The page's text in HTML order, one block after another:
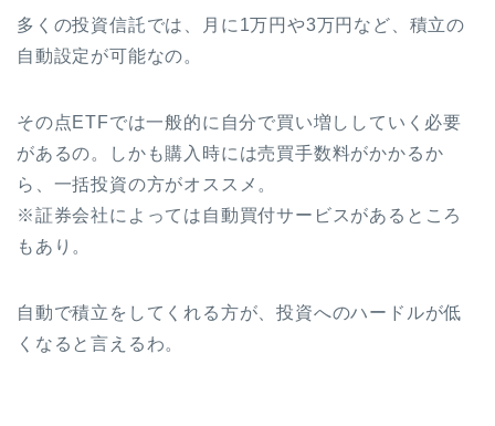
多くの投資信託では、月に1万円や3万円など、積立の
自動設定が可能なの。
その点ETFでは一般的に自分で買い増ししていく必要
があるの。しかも購入時には売買手数料がかかるか
ら、一括投資の方がオススメ。
※証券会社によっては自動買付サービスがあるところ
もあり。
自動で積立をしてくれる方が、投資へのハードルが低
くなると言えるわ。